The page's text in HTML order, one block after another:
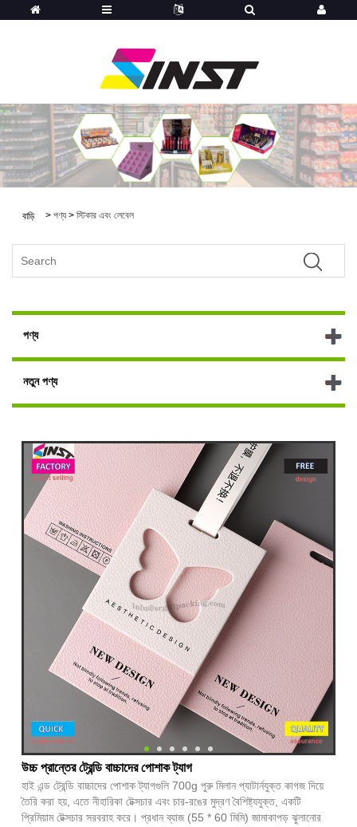
বাড়ি > পণ্য> স্টিকার এবং লেবেল
পণ্য
নতুন পণ্য
উচ্চ প্রান্তের ট্রেন্ডি বাচ্চাদের পোশাক ট্যাগ
হাই এন্ড ট্রেন্ডি বাচ্চাদের পোশাক ট্যাগগুলি 700g পুরু মিলান প্যাটার্নযুক্ত কাগজ দিয়ে
তৈরি করা হয়, এতে নীহারিকা টেক্সচার এবং চার-রঙের মুদ্রণ বৈশিষ্ট্যযুক্ত, একটি
প্রিমিয়াম টেক্সচার সরবরাহ করে। প্রধান ব্যাজ (55 * 60 মিমি) জামাকাপড় ঝুলানোর